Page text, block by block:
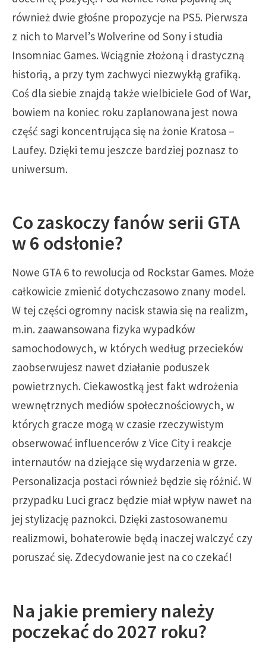
również dwie głośne propozycje na PS5. Pierwsza
z nich to Marvel’s Wolverine od Sony i studia
Insomniac Games. Wciągnie złożoną i drastyczną
historią, a przy tym zachwyci niezwykłą grafiką.
Coś dla siebie znajdą także wielbiciele God of War,
bowiem na koniec roku zaplanowana jest nowa
część sagi koncentrująca się na żonie Kratosa –
Laufey. Dzięki temu jeszcze bardziej poznasz to
uniwersum.
Co zaskoczy fanów serii GTA
w 6 odsłonie?
Nowe GTA 6 to rewolucja od Rockstar Games. Może
całkowicie zmienić dotychczasowo znany model.
W tej części ogromny nacisk stawia się na realizm,
m.in. zaawansowana fizyka wypadków
samochodowych, w których według przecieków
zaobserwujesz nawet działanie poduszek
powietrznych. Ciekawostką jest fakt wdrożenia
wewnętrznych mediów społecznościowych, w
których gracze mogą w czasie rzeczywistym
obserwować influencerów z Vice City i reakcje
internautów na dziejące się wydarzenia w grze.
Personalizacja postaci również będzie się różnić. W
przypadku Luci gracz będzie miał wpływ nawet na
jej stylizację paznokci. Dzięki zastosowanemu
realizmowi, bohaterowie będą inaczej walczyć czy
poruszać się. Zdecydowanie jest na co czekać!
Na jakie premiery należy
poczekać do 2027 roku?